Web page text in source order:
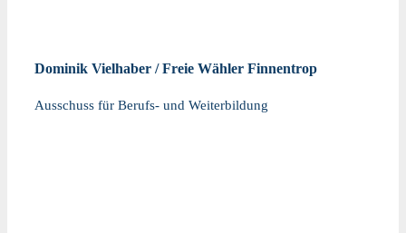
Dominik Vielhaber / Freie Wähler Finnentrop
Ausschuss für Berufs- und Weiterbildung